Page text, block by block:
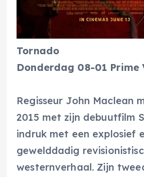
Tornado
Donderdag 08-01 Prime
Regisseur John Maclean
2015 met zijn debuutfilm
indruk met een explosief
gewelddadig
westernverhaal. Zijn